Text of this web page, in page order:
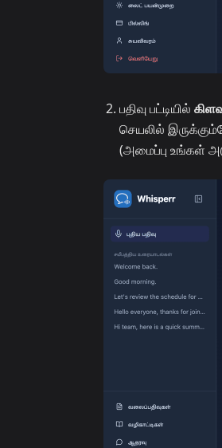
பதிவு பட்டியில்
செயலில்
(அமைப்பு உங்கள்